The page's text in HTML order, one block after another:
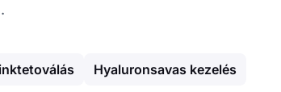
Hyaluronsavas kezelés